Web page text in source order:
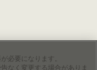
必要になります。
なく変更する場合がありま